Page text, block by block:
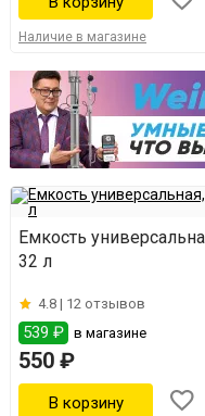
Наличие в магазине
Емкость
32 л
4.8 | 12 отзывов
539 ₽ в магазине
550 ₽